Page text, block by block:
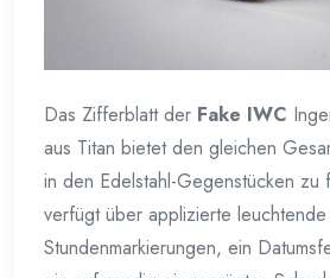
Das Zifferblatt der Fake IWC
aus Titan bietet den gleichen
in den Edelstahl-Gegenstücken zu
verfügt über applizierte leuchtende
Stundenmarkierungen, ein